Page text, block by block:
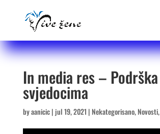
In media res – Podrška
svjedocima
byaanicic| jul 19, 2021 | Nekategorisano,Novosti,